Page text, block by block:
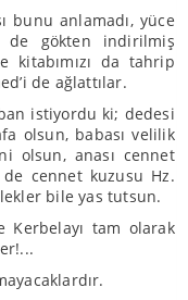
anlamadı, yüce
de gökten indirilmiş
kitabımızı da tahrip
de ağlattılar.
istiyordu ki; dedesi
olsun, babası velilik
olsun, anası cennet
cennet kuzusu Hz.
bile yas tutsun.
tam olarak